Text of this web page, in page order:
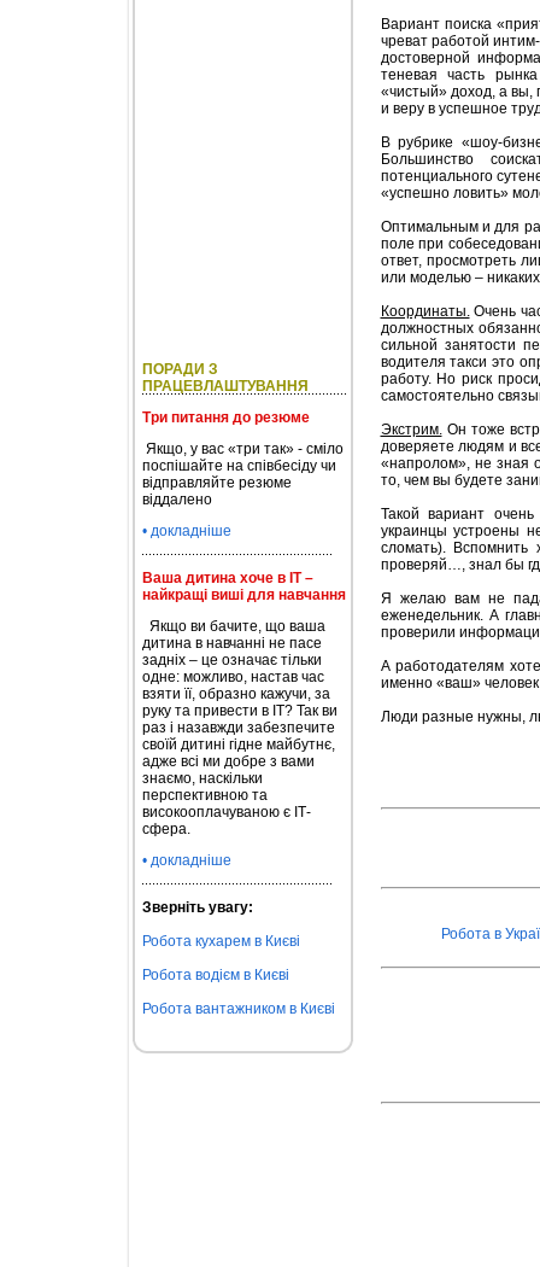
ПОРАДИ З
ПРАЦЕВЛАШТУВАННЯ
Три питання до резюме
Якщо, у вас «три так» - сміло
поспішайте на співбесіду чи
відправляйте резюме
віддалено
• докладніше
Ваша дитина хоче в ІТ –
найкращі виші для навчання
Якщо ви бачите, що ваша
дитина в навчанні не пасе
задніх – це означає тільки
одне: можливо, настав час
взяти її, образно кажучи, за
руку та привести в ІТ? Так ви
раз і назавжди забезпечите
своїй дитині гідне майбутнє,
адже всі ми добре з вами
знаємо, наскільки
перспективною та
високооплачуваною є ІТ-
сфера.
• докладніше
Зверніть увагу:
Робота кухарем в Києві
Робота водієм в Києві
Робота вантажником в Києві
Вариант поиска
чреват работой
достоверной
теневая часть
«чистый» доход, а
и веру в успешное
В рубрике «шоу-
Большинство
потенциального
«успешно ловить»
Оптимальным и для
поле при
ответ, просмотреть
или моделью – никаких
Координаты.Очень
должностных
сильной занятости
водителя такси это
работу. Но риск
самостоятельно
Экстрим.Он тоже
доверяете людям и
«напролом», не зная
то, чем вы будете
Такой вариант
украинцы устроены
сломать).
проверяй…, знал бы
Я желаю вам не
еженедельник. А
проверили
А работодателям
именно «ваш»
Люди разные нужны,
Робота в